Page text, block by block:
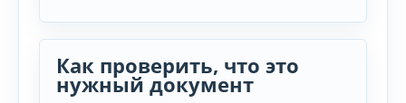
Как проверить, что это
нужный документ